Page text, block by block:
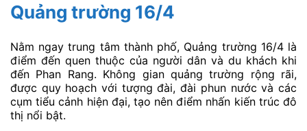
Quảng trường 16/4
Nằm ngay trung tâm thành phố, Quảng trường 16/4 là
điểm đến quen thuộc của người dân và du khách khi
đến Phan Rang. Không gian quảng trường rộng rãi,
được quy hoạch với tượng đài, đài phun nước và các
cụm tiểu cảnh hiện đại, tạo nên điểm nhấn kiến trúc đô
thị nổi bật.